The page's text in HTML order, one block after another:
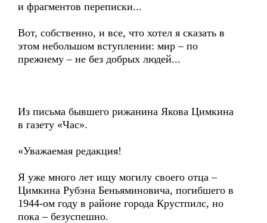
и фрагментов переписки...
Вот, собственно, и все, что хотел я сказать в
этом небольшом вступлении: мир – по
прежнему – не без добрых людей...
Из письма бывшего рижанина Якова Цимкина
в газету «Час».
«Уважаемая редакция!
Я уже много лет ищу могилу своего отца –
Цимкина Рубэна Беньяминовича, погибшего в
1944-ом году в районе города Крустпилс, но
пока – безуспешно.